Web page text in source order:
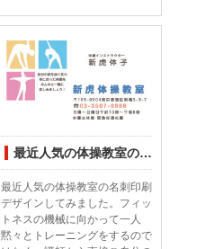
最近人気の体操教室の名刺印刷デザイン
最近人気の体操教室の名刺印刷
デザインしてみました。フィッ
トネスの機械に向かって一人
黙々とトレーニングをするので